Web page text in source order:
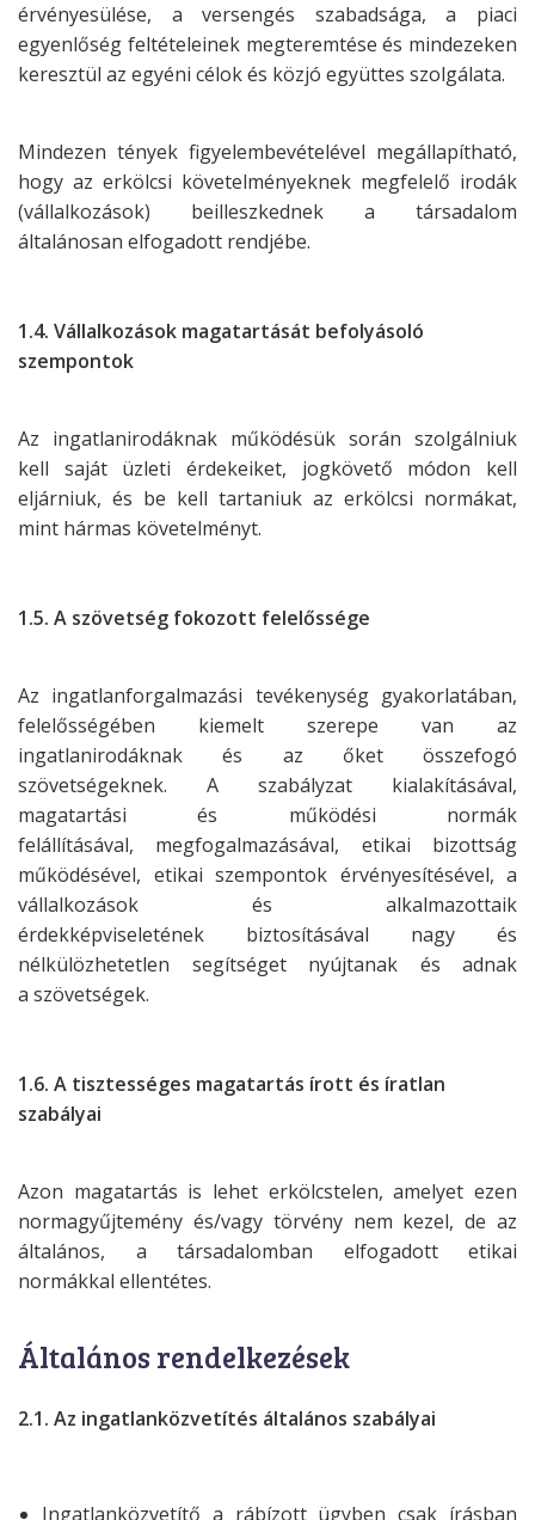
érvényesülése, a versengés szabadsága, a piaci
egyenlőség feltételeinek megteremtése és mindezeken
keresztül az egyéni célok és közjó együttes szolgálata.
Mindezen tények figyelembevételével megállapítható,
hogy az erkölcsi követelményeknek megfelelő irodák
(vállalkozások) beilleszkednek a társadalom
általánosan elfogadott rendjébe.
1.4. Vállalkozások magatartását befolyásoló
szempontok
Az ingatlanirodáknak működésük során szolgálniuk
kell saját üzleti érdekeiket, jogkövető módon kell
eljárniuk, és be kell tartaniuk az erkölcsi normákat,
mint hármas követelményt.
1.5. A szövetség fokozott felelőssége
Az ingatlanforgalmazási tevékenység gyakorlatában,
felelősségében kiemelt szerepe van az
ingatlanirodáknak és az őket összefogó
szövetségeknek. A szabályzat kialakításával,
magatartási és működési normák
felállításával, megfogalmazásával, etikai bizottság
működésével, etikai szempontok érvényesítésével, a
vállalkozások és alkalmazottaik
érdekképviseletének biztosításával nagy és
nélkülözhetetlen segítséget nyújtanak és adnak
a szövetségek.
1.6. A tisztességes magatartás írott és íratlan
szabályai
Azon magatartás is lehet erkölcstelen, amelyet ezen
normagyűjtemény és/vagy törvény nem kezel, de az
általános, a társadalomban elfogadott etikai
normákkal ellentétes.
Általános rendelkezések
2.1. Az ingatlanközvetítés általános szabályai
Ingatlanközvetítő a rábízott ügyben csak írásban